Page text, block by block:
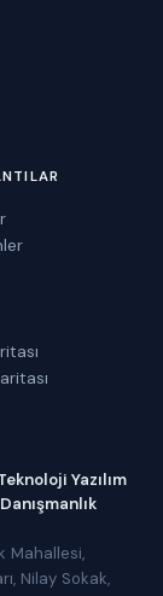
Yazılım
Mahallesi,
Nilay Sokak,